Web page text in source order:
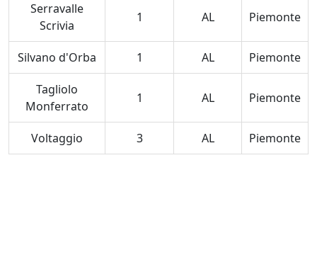
Serravalle
Scrivia
1 AL Piemonte
Silvano d'Orba 1 AL Piemonte
Tagliolo
Monferrato
1 AL Piemonte
Voltaggio 3 AL Piemonte